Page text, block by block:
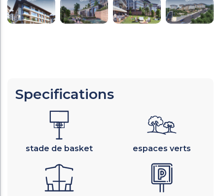
Specifications
stade de basket espaces verts